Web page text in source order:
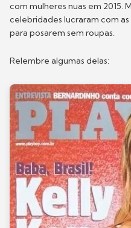
com mulheres nuas em 2015.
celebridades lucraram com
para posarem sem roupas.
Relembre algumas delas: